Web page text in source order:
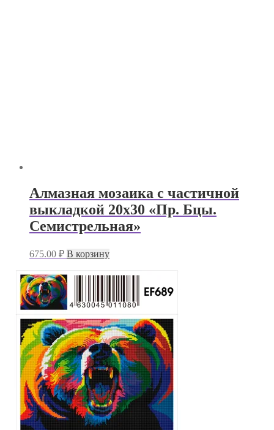
Алмазная мозаика с частичной
выкладкой 20х30 «Пр. Бцы.
Семистрельная»
675.00 ₽ В корзину